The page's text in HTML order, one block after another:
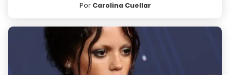
Por Carolina Cuellar